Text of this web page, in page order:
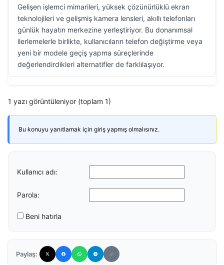
Gelişen işlemci mimarileri, yüksek çözünürlüklü ekran
teknolojileri ve gelişmiş kamera lensleri, akıllı telefonları
günlük hayatın merkezine yerleştiriyor. Bu donanımsal
ilerlemelerle birlikte, kullanıcıların telefon değiştirme veya
yeni bir modele geçiş yapma süreçlerinde
değerlendirdikleri alternatifler de farklılaşıyor.
1 yazı görüntüleniyor (toplam 1)
Bu konuyu yanıtlamak için giriş yapmış olmalısınız.
Kullanıcı adı:
Parola:
Beni hatırla
Paylaş: